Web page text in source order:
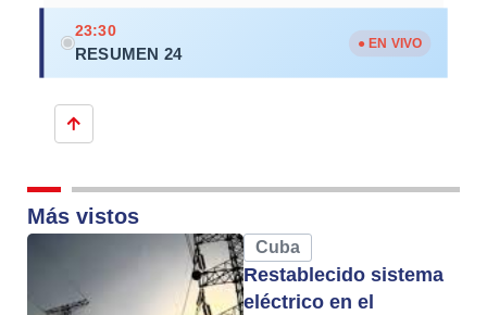
23:30
RESUMEN 24
● EN VIVO
Más vistos
Cuba
Restablecido sistema
eléctrico en el